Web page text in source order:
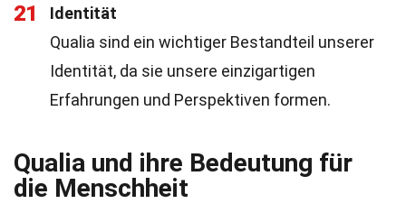
21
Identität
Qualia sind ein wichtiger Bestandteil unserer
Identität, da sie unsere einzigartigen
Erfahrungen und Perspektiven formen.
Qualia und ihre Bedeutung für
die Menschheit